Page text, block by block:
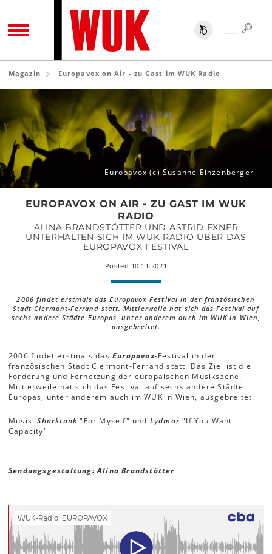
TOGGLE NAVIGATION SUCHE
Magazin Europavox on Air - zu Gast im WUK Radio
Europavox
Air
-
zu
Gast
im
WUK
Radio
Europavox (c) Susanne Einzenberger
EUROPAVOX ON AIR - ZU GAST IM WUK
RADIO
ALINA BRANDSTÖTTER UND ASTRID EXNER
UNTERHALTEN SICH IM WUK RADIO ÜBER DAS
EUROPAVOX FESTIVAL
Posted 10.11.2021
2006 findet erstmals das Europavox Festival in der französischen
Stadt Clermont-Ferrand statt. Mittlerweile hat sich das Festival auf
sechs andere Städte Europas, unter anderem auch im WUK in Wien,
ausgebreitet.
2006 findet erstmals das Europavox-Festival in der
französischen Stadt Clermont-Ferrand statt. Das Ziel ist die
Förderung und Fernetzung der europäischen Musikszene.
Mittlerweile hat sich das Festival auf sechs andere Städte
Europas, unter anderem auch im WUK in Wien, ausgebreitet.
Musik:Sharktank"For Myself" und Lydmor"If You Want
Capacity"
Sendungsgestaltung: Alina Brandstötter